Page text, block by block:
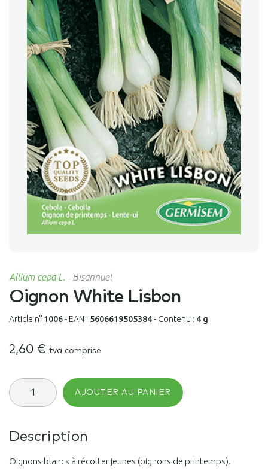
Allium cepa L. - Bisannuel
Oignon White Lisbon
Article n° 1006- EAN : 5606619505384- Contenu : 4 g
2,60 € tva comprise
quantité
de
Oignon
AJOUTER AU PANIER
Description
Oignons blancs à récolter jeunes (oignons de printemps).